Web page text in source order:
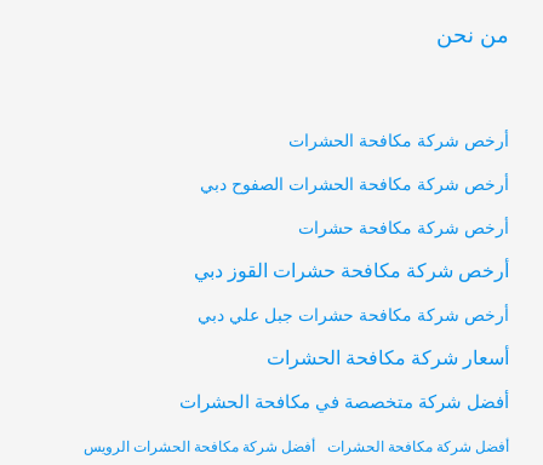
من نحن
أرخص شركة مكافحة الحشرات
أرخص شركة مكافحة الحشرات الصفوح دبي
أرخص شركة مكافحة حشرات
أرخص شركة مكافحة حشرات القوز دبي
أرخص شركة مكافحة حشرات جبل علي دبي
أسعار شركة مكافحة الحشرات
أفضل شركة متخصصة في مكافحة الحشرات
أفضل شركة مكافحة الحشرات أفضل شركة مكافحة الحشرات الرويس